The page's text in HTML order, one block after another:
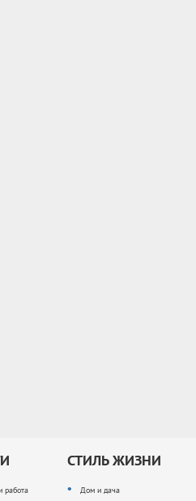
работа
СТИЛЬ ЖИЗНИ
Дом и дача